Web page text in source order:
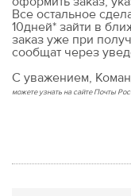
Все остальное
10дней* зайти в
заказ уже при
сообщат через
С уважением,
можете узнать на сайте Почты